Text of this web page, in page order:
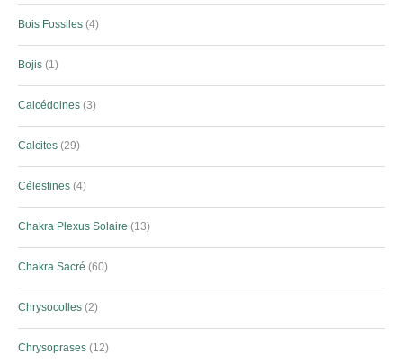
Bois Fossiles 4
Bojis 1
Calcédoines 3
Calcites 29
Célestines 4
Chakra Plexus Solaire 13
Chakra Sacré 60
Chrysocolles 2
Chrysoprases 12